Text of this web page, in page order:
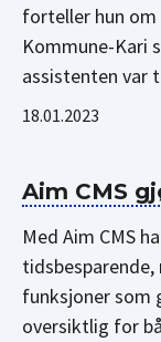
forteller hun
Kommune-Kari
assistenten var
18.01.2023
Aim CMS
Med Aim CMS
funksjoner som
oversiktlig for